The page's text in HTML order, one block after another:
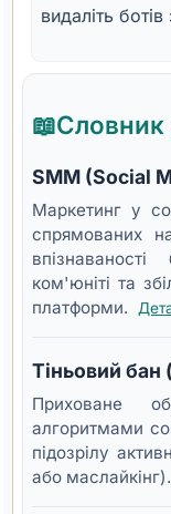
видаліть
📖Словник
SMM (Social
Маркетинг у
спрямованих
ком'юніті та
платформи.
Тіньовий бан
Приховане
алгоритмами
підозрілу
або маслайкінг).